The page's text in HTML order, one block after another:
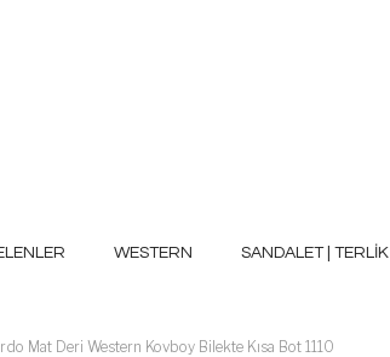
WESTERN SANDALET | TERLİK
Mat Deri Western Kovboy Bilekte Kısa Bot 1110